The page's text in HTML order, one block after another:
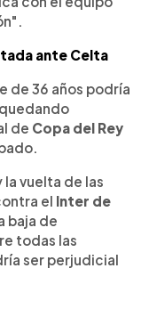
ante Celta
de 36 años podría
de Copa del Rey
vuelta de las
el Inter de
baja de
todas las
ser perjudicial